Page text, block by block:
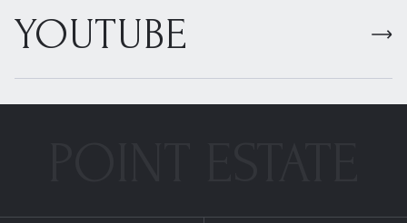
YOUTUBE